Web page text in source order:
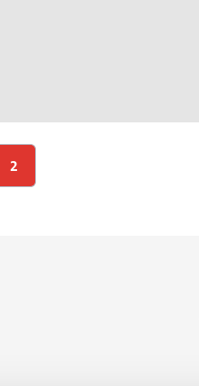
Huidige
2